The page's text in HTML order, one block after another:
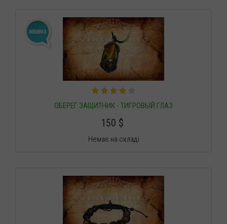
ОБЕРЕГ ЗАЩИТНИК - ТИГРОВЫЙ ГЛАЗ
150 $
Немає на складі